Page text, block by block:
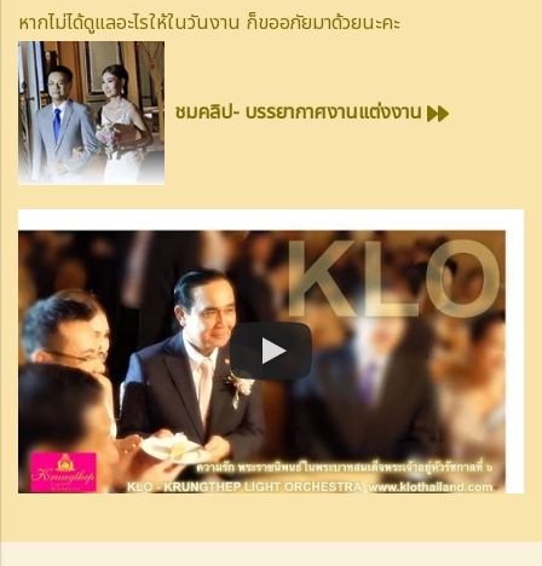
หากไม่ได้ดูแลอะไรให้ในวันงาน ก็ขออภัยมาด้วยนะคะ
ชมคลิป- บรรยากาศงานแต่งงาน